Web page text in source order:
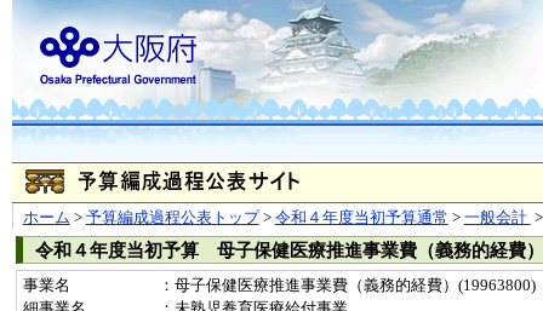
ホーム > 予算編成過程公表トップ> 令和４年度当初予算通常 > 一般会計
令和４年度当初予算 母子保健医療推進事業費（義務的経費）
事業名
：母子保健医療推進事業費（義務的経費）(19963800)